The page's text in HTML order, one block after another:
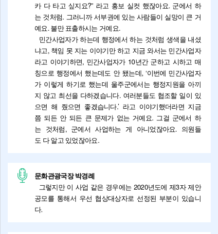
카 다 타고 싶지요?” 라고 홍보 실컷 했잖아요. 군에서 하
는 것처럼. 그러니까 서부권에 있는 사람들이 실망이 큰 거
예요. 불만 표출하시는 거예요.
민간사업자가 하는데 행정에서 하는 것처럼 생색을 내셨
냐고, 책임 못 지는 이야기만 하고 지금 와서는 민간사업자
라고 이야기하면, 민간사업자가 10년간 군하고 시하고 매
칭으로 행정에서 했는데도 안 됐는데, ‘이번에 민간사업자
가 이렇게 하기로 했는데 울주군에서는 행정지원을 아끼
지 않고 최선을 다하겠습니다. 여러분들도 협조할 일이 있
으면 해 줬으면 좋겠습니다.’ 라고 이야기했더라면 지금
쯤 되든 안 되든 큰 문제가 없는 거예요. 그걸 군에서 하
는 것처럼, 군에서 사업하는 게 아니었잖아요. 의원들
도 다 알고 있었잖아요.
문화관광국장 박경례
그렇지만 이 사업 같은 경우에는 2020년도에 제3자 제안
공모를 통해서 우선 협상대상자로 선정된 부분이 있습니
다.